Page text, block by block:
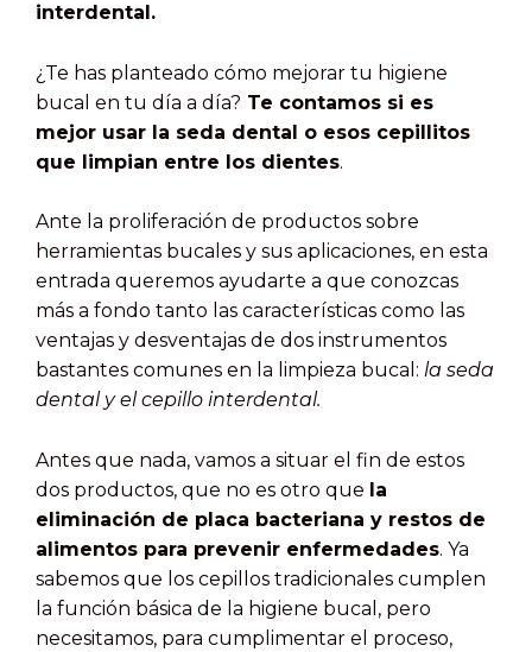
interdental.
¿Te has planteado cómo mejorar tu higiene
bucal en tu día a día? Te contamos si es
mejor usar la seda dental o esos cepillitos
que limpian entre los dientes.
Ante la proliferación de productos sobre
herramientas bucales y sus aplicaciones, en esta
entrada queremos ayudarte a que conozcas
más a fondo tanto las características como las
ventajas y desventajas de dos instrumentos
bastantes comunes en la limpieza bucal: la seda
dental y el cepillo interdental.
Antes que nada, vamos a situar el fin de estos
dos productos, que no es otro que la
eliminación de placa bacteriana y restos de
alimentos para prevenir enfermedades. Ya
sabemos que los cepillos tradicionales cumplen
la función básica de la higiene bucal, pero
necesitamos, para cumplimentar el proceso,